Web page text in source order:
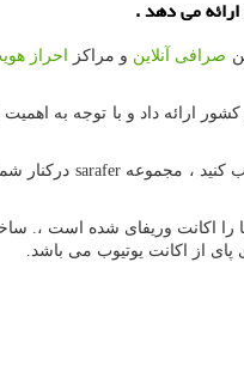
صرافی آنلاین و مراکز احراز
ارائه داد و با توجه به
کنید ، مجموعهsarafer درکنار
را اکانت وریفای شده است
از اکانت یوتیوب می باشد.